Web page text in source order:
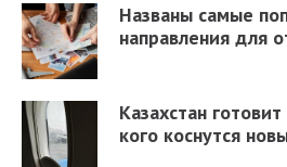
Названы самые
направления для
Казахстан
кого коснутся